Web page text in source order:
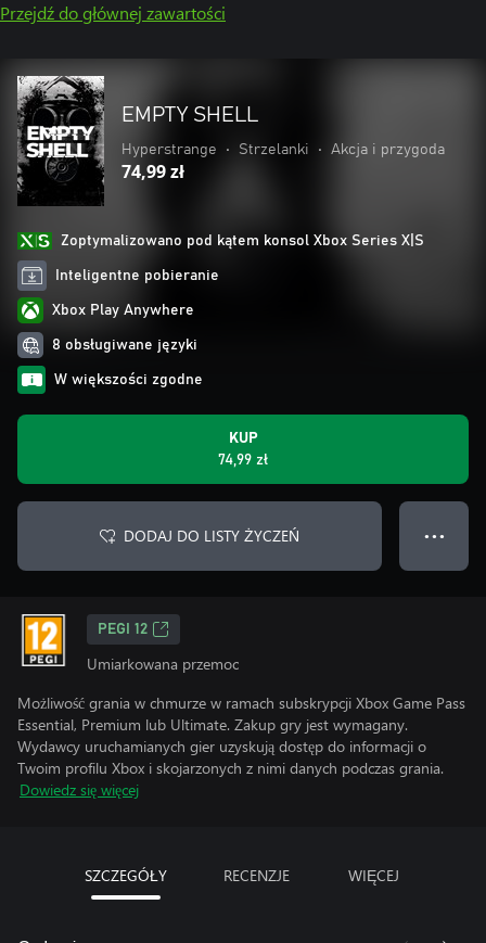
Przejdź do głównej zawartości
EMPTY SHELL
Hyperstrange • Strzelanki • Akcja i przygoda
74,99 zł
Zoptymalizowano pod kątem konsol Xbox Series X|S
Inteligentne pobieranie
Xbox Play Anywhere
8 obsługiwane języki
W większości zgodne
KUP
74,99 zł
DODAJ DO LISTY ŻYCZEŃ ● ● ●
PEGI 12
Umiarkowana przemoc
Możliwość grania w chmurze w ramach subskrypcji Xbox Game Pass
Essential, Premium lub Ultimate. Zakup gry jest wymagany.
Wydawcy uruchamianych gier uzyskują dostęp do informacji o
Twoim profilu Xbox i skojarzonych z nimi danych podczas grania.
Dowiedz się więcej
SZCZEGÓŁY RECENZJE WIĘCEJ